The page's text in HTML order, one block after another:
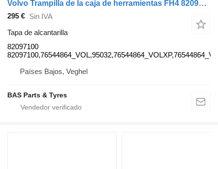
Volvo Trampilla de la caja de herramientas FH4 82097100 tapa de alcantarilla para Volvo FH4 camión
295 € Sin IVA
Tapa de alcantarilla
82097100
Países Bajos, Veghel
BAS Parts & Tyres